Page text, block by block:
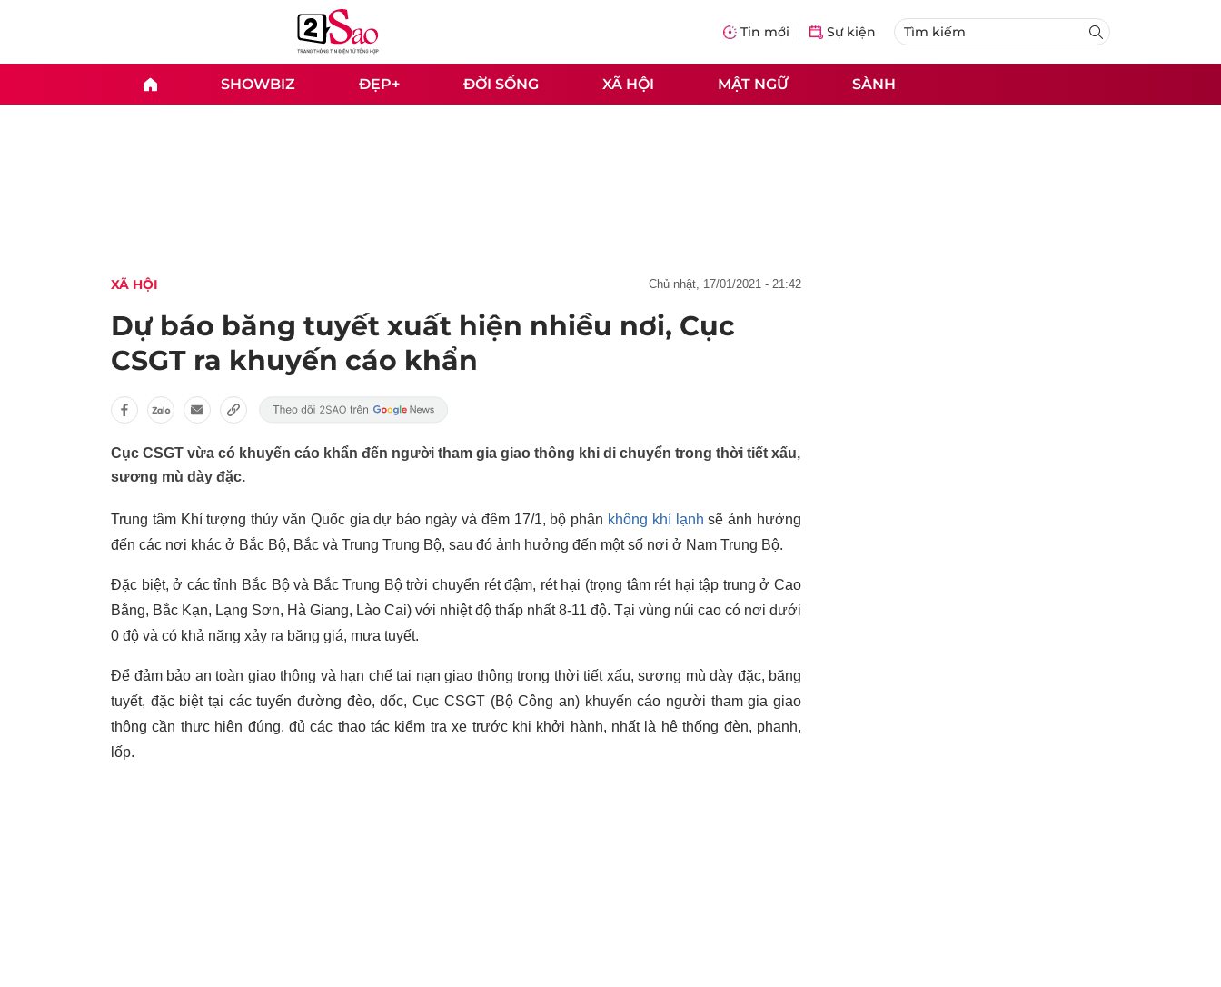
Tin mới Sự kiện
SHOWBIZ ĐẸP+ ĐỜI SỐNG XÃ HỘI MẬT NGỮ SÀNH
XÃ HỘI chủ nhật, 17/01/2021 - 21:42
Dự báo băng tuyết xuất hiện nhiều nơi, Cục
CSGT ra khuyến cáo khẩn
Cục CSGT vừa có khuyến cáo khẩn đến người tham gia giao thông khi di chuyển trong thời tiết xấu,
sương mù dày đặc.
Trung tâm Khí tượng thủy văn Quốc gia dự báo ngày và đêm 17/1, bộ phận không khí lạnh sẽ ảnh hưởng
đến các nơi khác ở Bắc Bộ, Bắc và Trung Trung Bộ, sau đó ảnh hưởng đến một số nơi ở Nam Trung Bộ.
Đặc biệt, ở các tỉnh Bắc Bộ và Bắc Trung Bộ trời chuyển rét đậm, rét hại (trọng tâm rét hại tập trung ở Cao
Bằng, Bắc Kạn, Lạng Sơn, Hà Giang, Lào Cai) với nhiệt độ thấp nhất 8-11 độ. Tại vùng núi cao có nơi dưới
0 độ và có khả năng xảy ra băng giá, mưa tuyết.
Để đảm bảo an toàn giao thông và hạn chế tai nạn giao thông trong thời tiết xấu, sương mù dày đặc, băng
tuyết, đặc biệt tại các tuyến đường đèo, dốc, Cục CSGT (Bộ Công an) khuyến cáo người tham gia giao
thông cần thực hiện đúng, đủ các thao tác kiểm tra xe trước khi khởi hành, nhất là hệ thống đèn, phanh,
lốp.